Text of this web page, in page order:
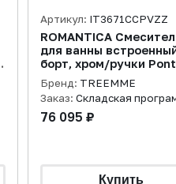
Артикул: IT3671CCPVZZ
ROMANTICA
для ванны
борт, хром/ручки
Vecchio
Бренд: TREEMME
Заказ: Складская
76 095 ₽